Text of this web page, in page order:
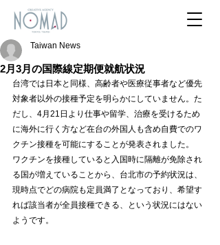
2月3月の国際線定期便就航状況
Taiwan News
台湾では日本と同様、高齢者や医療従事者など優先
対象者以外の接種予定を明らかにしていません。た
だし、4月21日より仕事や留学、治療を受けるため
に海外に行く方など在台の外国人も含め自費でのワ
クチン接種を可能にすることが発表されました。
ワクチンを接種していると入国時に隔離が免除され
る国が増えていることから、台北市の予約状況は、
現時点でどの病院も定員満了となっており、希望す
れば該当者が全員接種できる、という状況にはない
ようです。